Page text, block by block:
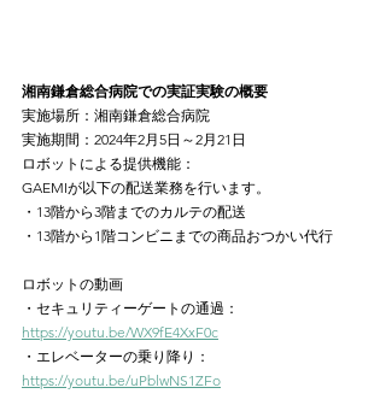
湘南鎌倉総合病院での実証実験の概要
実施場所：湘南鎌倉総合病院
実施期間：2024年2月5日～2月21日
ロボットによる提供機能：
GAEMIが以下の配送業務を行います。
・13階から3階までのカルテの配送
・13階から1階コンビニまでの商品おつかい代行
ロボットの動画
・セキュリティーゲートの通過：
https://youtu.be/WX9fE4XxF0c
・エレベーターの乗り降り：
https://youtu.be/uPblwNS1ZFo